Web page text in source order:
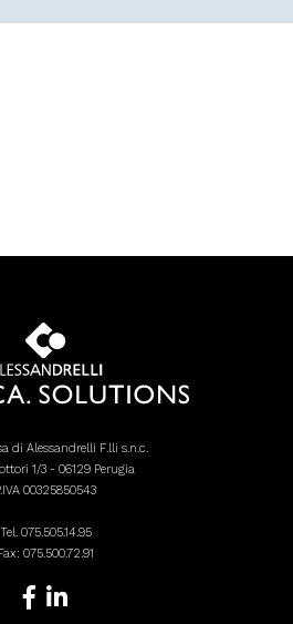
di Alessandrelli F.lli s.n.c.
1/3 - 06129 Perugia
00325850543
Tel. 075.505.14.95
075.500.72.91